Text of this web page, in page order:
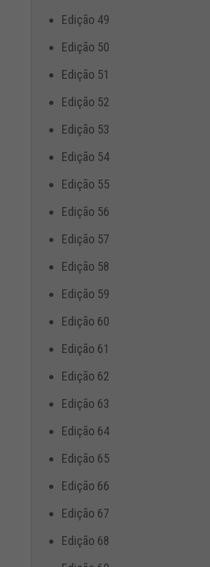
Edição 49
Edição 50
Edição 51
Edição 52
Edição 53
Edição 54
Edição 55
Edição 56
Edição 57
Edição 58
Edição 59
Edição 60
Edição 61
Edição 62
Edição 63
Edição 64
Edição 65
Edição 66
Edição 67
Edição 68